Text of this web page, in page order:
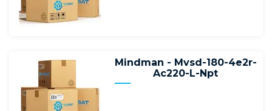
Mindman - Mvsd-180-4e2r-
Ac220-L-Npt